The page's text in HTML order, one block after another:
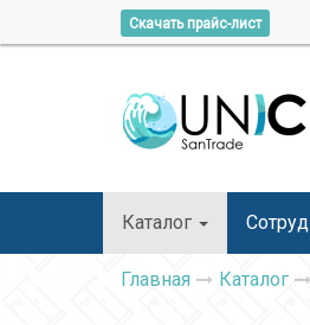
Скачать прайс-лист
Каталог
Главная Каталог